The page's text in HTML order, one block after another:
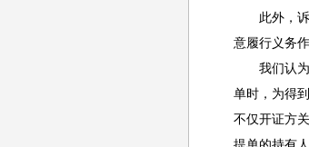
此外，诉
意履行义务
我们认为
单时，为得
不仅开证方
提单的持有